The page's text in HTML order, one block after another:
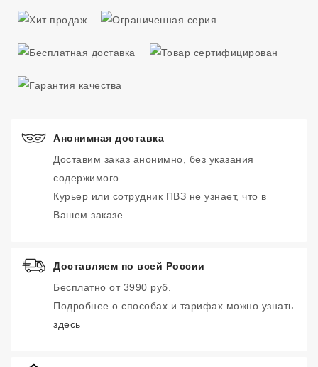
Анонимная доставка
Доставим заказ анонимно, без указания
содержимого.
Курьер или сотрудник ПВЗ не узнает, что в
Вашем заказе.
Доставляем по всей России
Бесплатно от 3990 руб.
Подробнее о способах и тарифах можно узнать
здесь